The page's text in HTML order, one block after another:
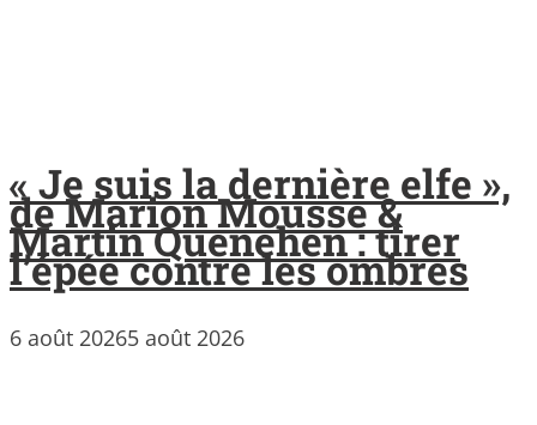
« Je suis la dernière elfe »,
de Marion Mousse &
Martin Quenehen : tirer
l’épée contre les ombres
6 août 20265 août 2026